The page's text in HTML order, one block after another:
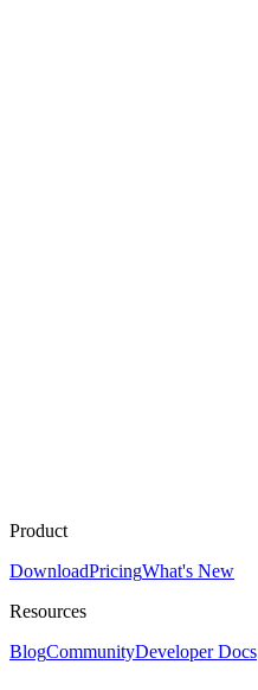
Product
DownloadPricingWhat's New
Resources
BlogCommunityDeveloper Docs